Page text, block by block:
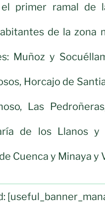
el primer ramal de
de la zona
Muñoz y
Horcajo de
Las
de los Llanos y
Cuenca y Minaya y